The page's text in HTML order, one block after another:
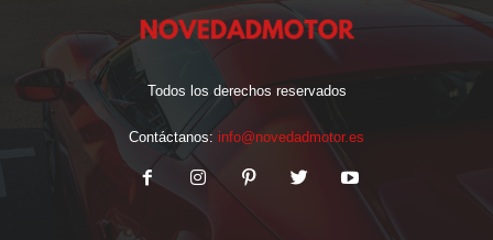
Todos los derechos reservados
Contáctanos: info@novedadmotor.es